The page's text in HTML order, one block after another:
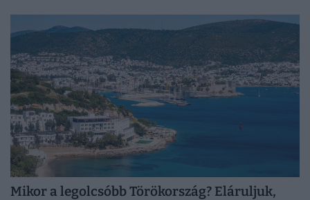
Mikor a legolcsóbb Törökország? Eláruljuk,